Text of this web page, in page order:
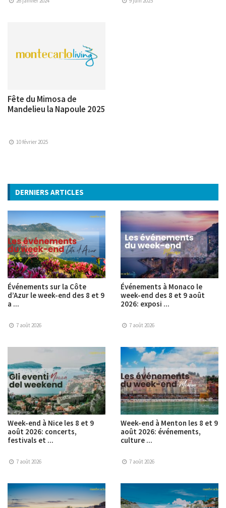
Fête du Mimosa de
Mandelieu la Napoule 2025
10 février 2025
DERNIERS ARTICLES
Événements sur la Côte
d’Azur le week-end des 8 et 9
a ...
7 août 2026
Événements à Monaco le
week-end des 8 et 9 août
2026: exposi ...
7 août 2026
Week-end à Nice les 8 et 9
août 2026: concerts,
festivals et ...
7 août 2026
Week-end à Menton les 8 et 9
août 2026: événements,
culture ...
7 août 2026